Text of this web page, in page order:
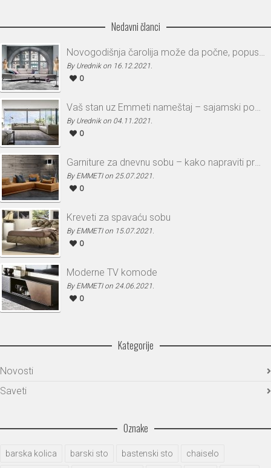
Nedavni članci
Novogodišnja čarolija može da počne, popusti i do 30%
By Urednik on 16.12.2021.
0
Vaš stan uz Emmeti nameštaj – sajamski popust i do 30%
By Urednik on 04.11.2021.
0
Garniture za dnevnu sobu – kako napraviti pravi izbor
By EMMETI on 25.07.2021.
0
Kreveti za spavaću sobu
By EMMETI on 15.07.2021.
0
Moderne TV komode
By EMMETI on 24.06.2021.
0
Kategorije
Novosti
Saveti
Oznake
barska kolica barski sto bastenski sto chaiselo